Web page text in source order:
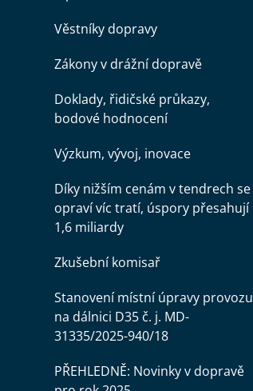
Věstníky dopravy
Zákony v drážní dopravě
Doklady, řidičské průkazy,
bodové hodnocení
Výzkum, vývoj, inovace
Díky nižším cenám v tendrech se
opraví víc tratí, úspory přesahují
1,6 miliardy
Zkušební komisař
Stanovení místní úpravy provozu
na dálnici D35 č. j. MD-
31335/2025-940/18
PŘEHLEDNĚ: Novinky v dopravě